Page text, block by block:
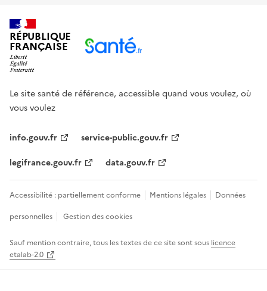
RÉPUBLIQUE
FRANÇAISE
Le site santé de référence, accessible quand vous voulez, où
vous voulez
info.gouv.fr
service-public.gouv.fr
legifrance.gouv.fr
data.gouv.fr
Accessibilité : partiellement conforme Mentions légales
Données
personnelles
Gestion des cookies
Sauf mention contraire, tous les textes de ce site sont sous licence
etalab-2.0